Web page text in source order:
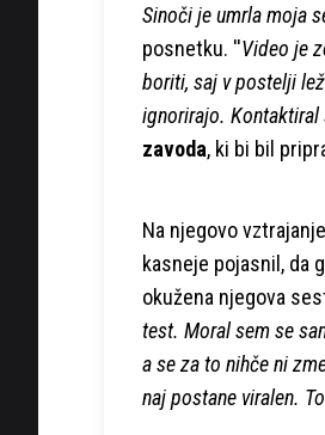
Sinoči je umrla moja
posnetku. ''Video je
boriti, saj v postelji
ignorirajo. Kontaktiral
zavoda, ki bi bil
Na njegovo
kasneje pojasnil, da
okužena njegova
test. Moral sem se
a se za to nihče ni
naj postane viralen.